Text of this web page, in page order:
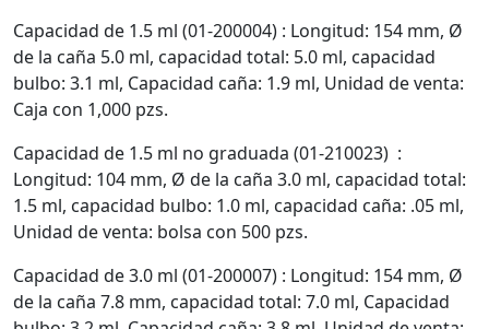
Capacidad de 1.5 ml (01-200004) : Longitud: 154 mm, Ø
de la caña 5.0 ml, capacidad total: 5.0 ml, capacidad
bulbo: 3.1 ml, Capacidad caña: 1.9 ml, Unidad de venta:
Caja con 1,000 pzs.
Capacidad de 1.5 ml no graduada (01-210023) :
Longitud: 104 mm, Ø de la caña 3.0 ml, capacidad total:
1.5 ml, capacidad bulbo: 1.0 ml, capacidad caña: .05 ml,
Unidad de venta: bolsa con 500 pzs.
Capacidad de 3.0 ml (01-200007) : Longitud: 154 mm, Ø
de la caña 7.8 mm, capacidad total: 7.0 ml, Capacidad